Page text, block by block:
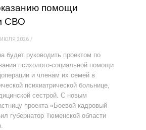
помощи
СВО
ИЮЛЯ 2026
будет руководить проектом по
психолого‑социальной помощи
и членам их семей в
психиатрической больнице,
сестрой. С новым
проекта «Боевой кадровый
губернатор Тюменской области